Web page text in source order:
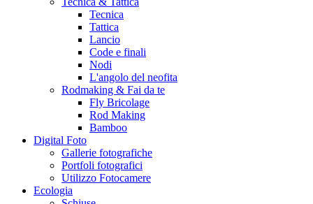
Tecnica
Tattica
Lancio
Code e finali
Nodi
L'angolo del neofita
Rodmaking & Fai da te
Fly Bricolage
Rod Making
Bamboo
Digital Foto
Gallerie fotografiche
Portfoli fotografici
Utilizzo Fotocamere
Ecologia